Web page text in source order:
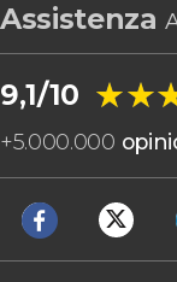
Assistenza
9,1/10
+5.000.000